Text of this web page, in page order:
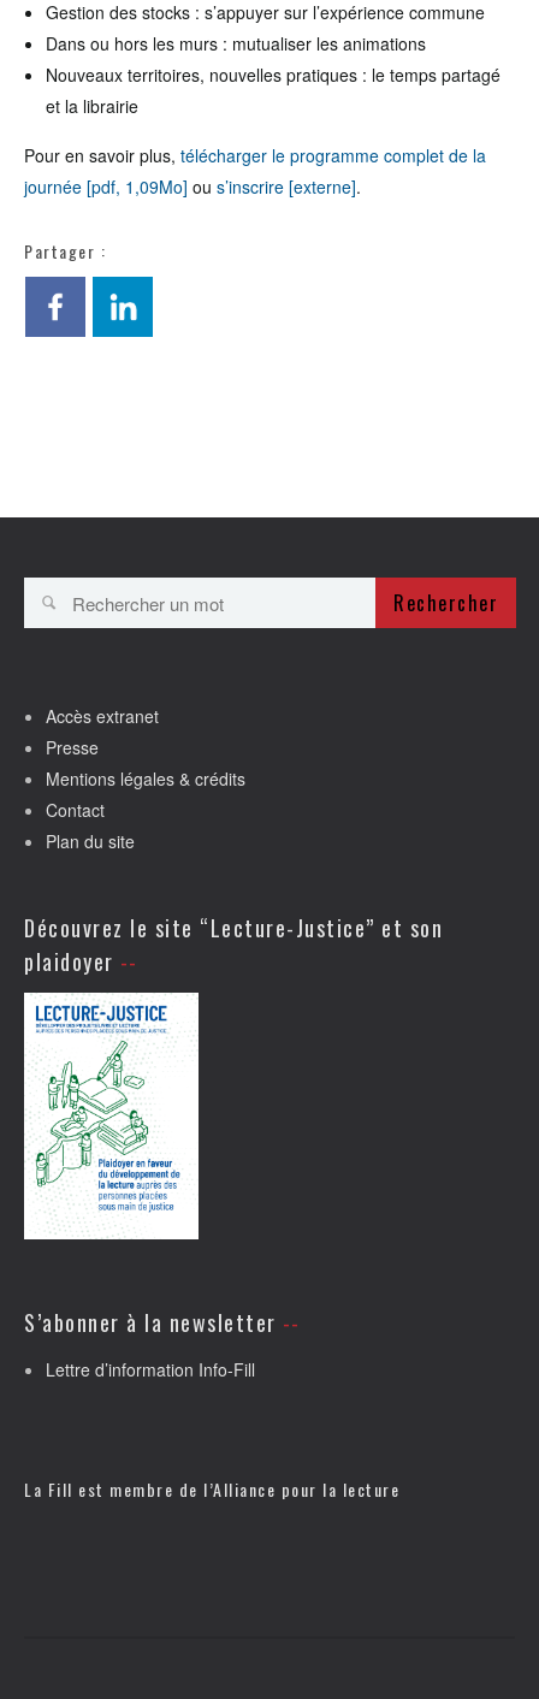
Gestion des stocks : s’appuyer sur l’expérience commune
Dans ou hors les murs : mutualiser les animations
Nouveaux territoires, nouvelles pratiques : le temps partagé
et la librairie
Pour en savoir plus, télécharger le programme complet de la
journée [pdf, 1,09Mo] ou s’inscrire [externe].
Partager :
Rechercher
Accès extranet
Presse
Mentions légales & crédits
Contact
Plan du site
Découvrez le site “Lecture-Justice” et son
plaidoyer
S’abonner à la newsletter
Lettre d’information Info-Fill
La Fill est membre de l’Alliance pour la lecture